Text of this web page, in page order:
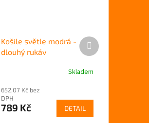
Košile světle modrá -
dlouhý rukáv
produktu
je
5,0
Skladem
652,07 Kč bez
DPH
789 Kč DETAIL
Další
produkt